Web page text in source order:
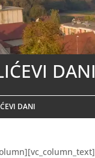
DANI
DANI